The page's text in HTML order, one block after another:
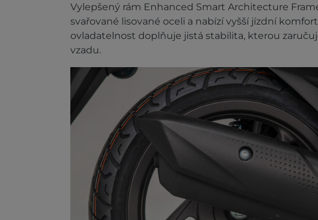
Vylepšený rám Enhanced Smart Architecture
svařované lisované oceli a nabízí vyšší jízdní
ovladatelnost doplňuje jistá stabilita, kterou
vzadu.